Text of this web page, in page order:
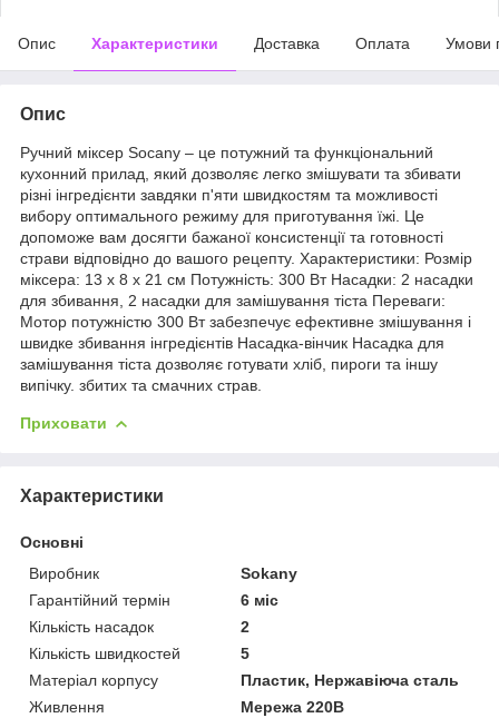
Опис Характеристики Доставка Оплата Умови
Опис
Ручний міксер Socany – це потужний та функціональний
кухонний прилад, який дозволяє легко змішувати та збивати
різні інгредієнти завдяки п'яти швидкостям та можливості
вибору оптимального режиму для приготування їжі. Це
допоможе вам досягти бажаної консистенції та готовності
страви відповідно до вашого рецепту. Характеристики: Розмір
міксера: 13 x 8 x 21 см Потужність: 300 Вт Насадки: 2 насадки
для збивання, 2 насадки для замішування тіста Переваги:
Мотор потужністю 300 Вт забезпечує ефективне змішування і
швидке збивання інгредієнтів Насадка-вінчик Насадка для
замішування тіста дозволяє готувати хліб, пироги та іншу
випічку. збитих та смачних страв.
Приховати
Характеристики
Основні
Виробник
Sokany
Гарантійний термін
6 міс
Кількість насадок
2
Кількість швидкостей
5
Матеріал корпусу
Пластик, Нержавіюча сталь
Живлення
Мережа 220В